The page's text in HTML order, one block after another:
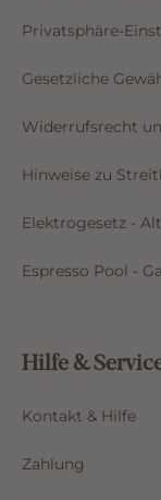
Privatsphäre-
Gesetzliche
Widerrufsrecht
Hinweise zu
Elektrogesetz -
Espresso Pool -
Hilfe &
Kontakt & Hilfe
Zahlung